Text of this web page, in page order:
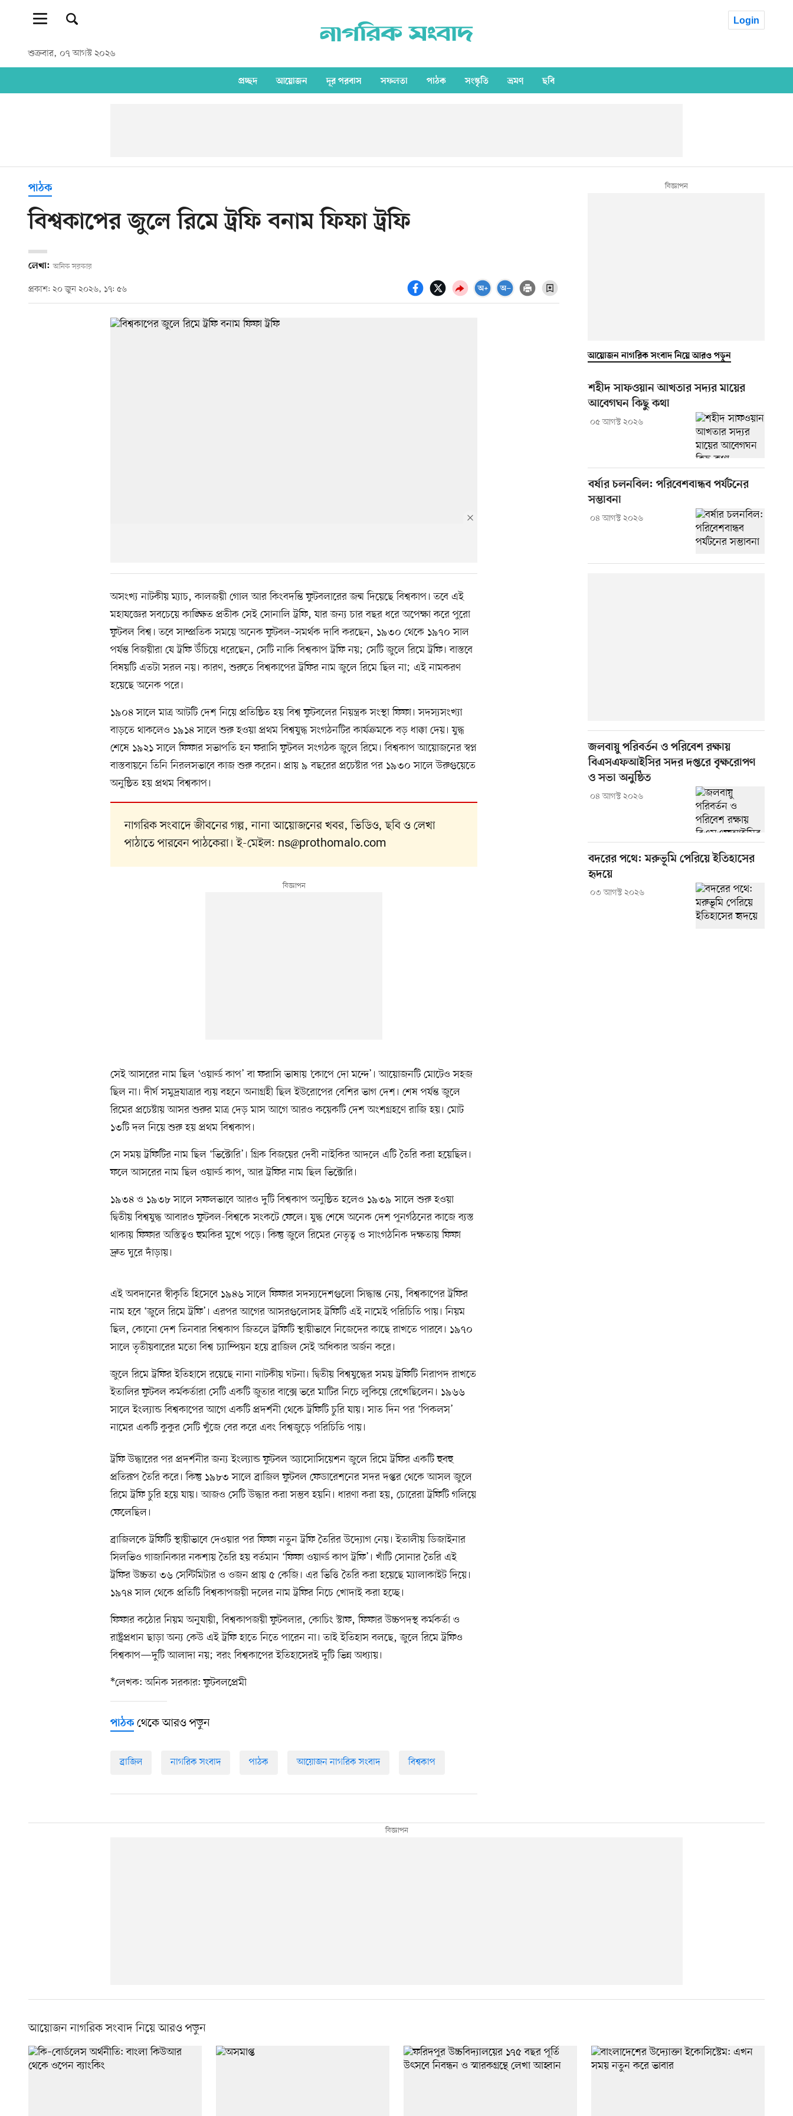
শুক্রবার, ০৭ আগস্ট ২০২৬
Login
প্রচ্ছদ আয়োজন দূর পরবাস সফলতা পাঠক সংস্কৃতি ভ্রমণ ছবি
পাঠক
বিশ্বকাপের জুলে রিমে ট্রফি বনাম ফিফা ট্রফি
লেখা: অনিক সরকার
প্রকাশ: ২০ জুন ২০২৬, ১৭: ৫৬
অসংখ্য নাটকীয় ম্যাচ, কালজয়ী গোল আর কিংবদন্তি ফুটবলারের জন্ম দিয়েছে বিশ্বকাপ। তবে এই
মহাযজ্ঞের সবচেয়ে কাঙ্ক্ষিত প্রতীক সেই সোনালি ট্রফি, যার জন্য চার বছর ধরে অপেক্ষা করে পুরো
ফুটবল বিশ্ব। তবে সাম্প্রতিক সময়ে অনেক ফুটবল–সমর্থক দাবি করছেন, ১৯৩০ থেকে ১৯৭০ সাল
পর্যন্ত বিজয়ীরা যে ট্রফি উঁচিয়ে ধরেছেন, সেটি নাকি বিশ্বকাপ ট্রফি নয়; সেটি জুলে রিমে ট্রফি। বাস্তবে
বিষয়টি এতটা সরল নয়। কারণ, শুরুতে বিশ্বকাপের ট্রফির নাম জুলে রিমে ছিল না; এই নামকরণ
হয়েছে অনেক পরে।
১৯০৪ সালে মাত্র আটটি দেশ নিয়ে প্রতিষ্ঠিত হয় বিশ্ব ফুটবলের নিয়ন্ত্রক সংস্থা ফিফা। সদস্যসংখ্যা
বাড়তে থাকলেও ১৯১৪ সালে শুরু হওয়া প্রথম বিশ্বযুদ্ধ সংগঠনটির কার্যক্রমকে বড় ধাক্কা দেয়। যুদ্ধ
শেষে ১৯২১ সালে ফিফার সভাপতি হন ফরাসি ফুটবল সংগঠক জুলে রিমে। বিশ্বকাপ আয়োজনের স্বপ্ন
বাস্তবায়নে তিনি নিরলসভাবে কাজ শুরু করেন। প্রায় ৯ বছরের প্রচেষ্টার পর ১৯৩০ সালে উরুগুয়েতে
অনুষ্ঠিত হয় প্রথম বিশ্বকাপ।
নাগরিক সংবাদে জীবনের গল্প, নানা আয়োজনের খবর, ভিডিও, ছবি ও লেখা
পাঠাতে পারবেন পাঠকেরা। ই-মেইল: ns@prothomalo.com
সেই আসরের নাম ছিল ‘ওয়ার্ল্ড কাপ’ বা ফরাসি ভাষায় ‘কোপে দো মন্দে’। আয়োজনটি মোটেও সহজ
ছিল না। দীর্ঘ সমুদ্রযাত্রার ব্যয় বহনে অনাগ্রহী ছিল ইউরোপের বেশির ভাগ দেশ। শেষ পর্যন্ত জুলে
রিমের প্রচেষ্টায় আসর শুরুর মাত্র দেড় মাস আগে আরও কয়েকটি দেশ অংশগ্রহণে রাজি হয়। মোট
১৩টি দল নিয়ে শুরু হয় প্রথম বিশ্বকাপ।
সে সময় ট্রফিটির নাম ছিল ‘ভিক্টোরি’। গ্রিক বিজয়ের দেবী নাইকির আদলে এটি তৈরি করা হয়েছিল।
ফলে আসরের নাম ছিল ওয়ার্ল্ড কাপ, আর ট্রফির নাম ছিল ভিক্টোরি।
১৯৩৪ ও ১৯৩৮ সালে সফলভাবে আরও দুটি বিশ্বকাপ অনুষ্ঠিত হলেও ১৯৩৯ সালে শুরু হওয়া
দ্বিতীয় বিশ্বযুদ্ধ আবারও ফুটবল-বিশ্বকে সংকটে ফেলে। যুদ্ধ শেষে অনেক দেশ পুনর্গঠনের কাজে ব্যস্ত
থাকায় ফিফার অস্তিত্বও হুমকির মুখে পড়ে। কিন্তু জুলে রিমের নেতৃত্ব ও সাংগঠনিক দক্ষতায় ফিফা
দ্রুত ঘুরে দাঁড়ায়।
এই অবদানের স্বীকৃতি হিসেবে ১৯৪৬ সালে ফিফার সদস্যদেশগুলো সিদ্ধান্ত নেয়, বিশ্বকাপের ট্রফির
নাম হবে ‘জুলে রিমে ট্রফি’। এরপর আগের আসরগুলোসহ ট্রফিটি এই নামেই পরিচিতি পায়। নিয়ম
ছিল, কোনো দেশ তিনবার বিশ্বকাপ জিতলে ট্রফিটি স্থায়ীভাবে নিজেদের কাছে রাখতে পারবে। ১৯৭০
সালে তৃতীয়বারের মতো বিশ্ব চ্যাম্পিয়ন হয়ে ব্রাজিল সেই অধিকার অর্জন করে।
জুলে রিমে ট্রফির ইতিহাসে রয়েছে নানা নাটকীয় ঘটনা। দ্বিতীয় বিশ্বযুদ্ধের সময় ট্রফিটি নিরাপদ রাখতে
ইতালির ফুটবল কর্মকর্তারা সেটি একটি জুতার বাক্সে ভরে মাটির নিচে লুকিয়ে রেখেছিলেন। ১৯৬৬
সালে ইংল্যান্ড বিশ্বকাপের আগে একটি প্রদর্শনী থেকে ট্রফিটি চুরি যায়। সাত দিন পর ‘পিকলস’
নামের একটি কুকুর সেটি খুঁজে বের করে এবং বিশ্বজুড়ে পরিচিতি পায়।
ট্রফি উদ্ধারের পর প্রদর্শনীর জন্য ইংল্যান্ড ফুটবল অ্যাসোসিয়েশন জুলে রিমে ট্রফির একটি হুবহু
প্রতিরূপ তৈরি করে। কিন্তু ১৯৮৩ সালে ব্রাজিল ফুটবল ফেডারেশনের সদর দপ্তর থেকে আসল জুলে
রিমে ট্রফি চুরি হয়ে যায়। আজও সেটি উদ্ধার করা সম্ভব হয়নি। ধারণা করা হয়, চোরেরা ট্রফিটি গলিয়ে
ফেলেছিল।
ব্রাজিলকে ট্রফিটি স্থায়ীভাবে দেওয়ার পর ফিফা নতুন ট্রফি তৈরির উদ্যোগ নেয়। ইতালীয় ডিজাইনার
সিলভিও গাজানিকার নকশায় তৈরি হয় বর্তমান ‘ফিফা ওয়ার্ল্ড কাপ ট্রফি’। খাঁটি সোনার তৈরি এই
ট্রফির উচ্চতা ৩৬ সেন্টিমিটার ও ওজন প্রায় ৫ কেজি। এর ভিত্তি তৈরি করা হয়েছে ম্যালাকাইট দিয়ে।
১৯৭৪ সাল থেকে প্রতিটি বিশ্বকাপজয়ী দলের নাম ট্রফির নিচে খোদাই করা হচ্ছে।
ফিফার কঠোর নিয়ম অনুযায়ী, বিশ্বকাপজয়ী ফুটবলার, কোচিং স্টাফ, ফিফার উচ্চপদস্থ কর্মকর্তা ও
রাষ্ট্রপ্রধান ছাড়া অন্য কেউ এই ট্রফি হাতে নিতে পারেন না। তাই ইতিহাস বলছে, জুলে রিমে ট্রফিও
বিশ্বকাপ—দুটি আলাদা নয়; বরং বিশ্বকাপের ইতিহাসেরই দুটি ভিন্ন অধ্যায়।
*লেখক: অনিক সরকার: ফুটবলপ্রেমী
পাঠকথেকে আরও পড়ুন
ব্রাজিল নাগরিক সংবাদ পাঠক আয়োজন নাগরিক সংবাদ বিশ্বকাপ
আয়োজন নাগরিক সংবাদ নিয়ে আরও পড়ুন
শহীদ সাফওয়ান আখতার সদ্যর মায়ের
আবেগঘন কিছু কথা
০৫ আগস্ট ২০২৬
বর্ষার চলনবিল: পরিবেশবান্ধব পর্যটনের
সম্ভাবনা
০৪ আগস্ট ২০২৬
জলবায়ু পরিবর্তন ও পরিবেশ রক্ষায়
বিএসএফআইসির সদর দপ্তরে বৃক্ষরোপণ
ও সভা অনুষ্ঠিত
০৪ আগস্ট ২০২৬
বদরের পথে: মরুভূমি পেরিয়ে ইতিহাসের
হৃদয়ে
০৩ আগস্ট ২০২৬
আয়োজন নাগরিক সংবাদ নিয়ে আরও পড়ুন